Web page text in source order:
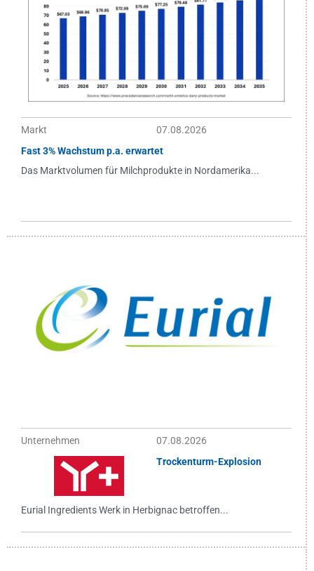
Markt
07.08.2026
Fast 3% Wachstum p.a. erwartet
Das Marktvolumen für Milchprodukte in Nordamerika...
Unternehmen
07.08.2026
Trockenturm-Explosion
Eurial Ingredients Werk in Herbignac betroffen...